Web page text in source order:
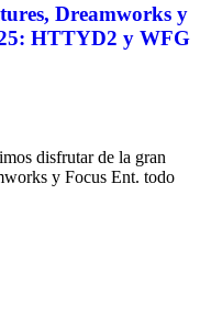
Dreamworks y
HTTYD2 y WFG
disfrutar de la gran
y Focus Ent. todo